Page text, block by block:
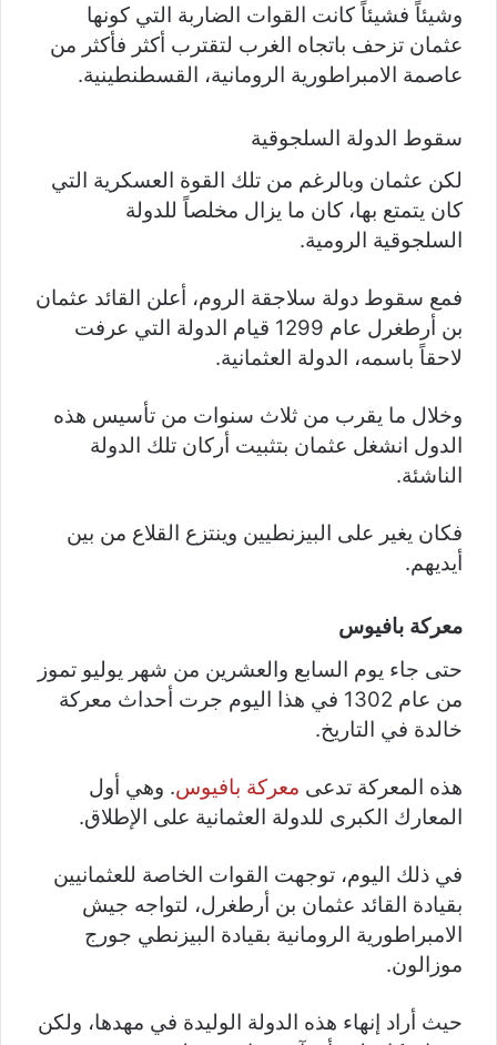
وشيئاً فشيئاً كانت القوات الضاربة التي كونها
عثمان تزحف باتجاه الغرب لتقترب أكثر فأكثر من
عاصمة الامبراطورية الرومانية، القسطنطينية.
سقوط الدولة السلجوقية
لكن عثمان وبالرغم من تلك القوة العسكرية التي
كان يتمتع بها، كان ما يزال مخلصاً للدولة
السلجوقية الرومية.
فمع سقوط دولة سلاجقة الروم، أعلن القائد عثمان
بن أرطغرل عام 1299 قيام الدولة التي عرفت
لاحقاً باسمه، الدولة العثمانية.
وخلال ما يقرب من ثلاث سنوات من تأسيس هذه
الدول انشغل عثمان بتثبيت أركان تلك الدولة
الناشئة.
فكان يغير على البيزنطيين وينتزع القلاع من بين
أيديهم.
معركة بافيوس
حتى جاء يوم السابع والعشرين من شهر يوليو تموز
من عام 1302 في هذا اليوم جرت أحداث معركة
خالدة في التاريخ.
هذه المعركة تدعى معركة بافيوس. وهي أول
المعارك الكبرى للدولة العثمانية على الإطلاق.
في ذلك اليوم، توجهت القوات الخاصة للعثمانيين
بقيادة القائد عثمان بن أرطغرل، لتواجه جيش
الامبراطورية الرومانية بقيادة البيزنطي جورج
موزالون.
حيث أراد إنهاء هذه الدولة الوليدة في مهدها، ولكن